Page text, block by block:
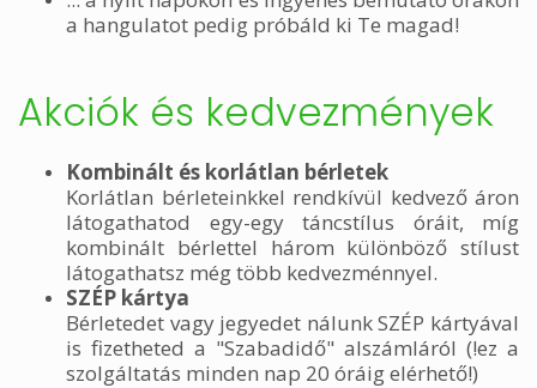
a hangulatot pedig próbáld ki Te magad!
Akciók és kedvezmények
Kombinált és korlátlan bérletek
Korlátlan bérleteinkkel rendkívül kedvező áron
látogathatod egy-egy táncstílus óráit, míg
kombinált bérlettel három különböző stílust
látogathatsz még több kedvezménnyel.
SZÉP kártya
Bérletedet vagy jegyedet nálunk SZÉP kártyával
is fizetheted a "Szabadidő" alszámláról (!ez a
szolgáltatás minden nap 20 óráig elérhető!)